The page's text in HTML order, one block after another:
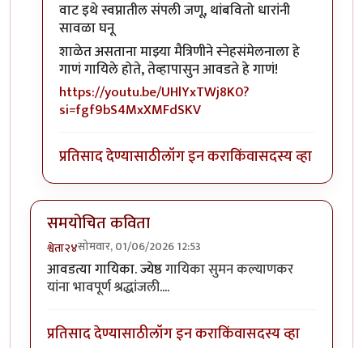
In reply toकेतकीच्या बनी तिथे नाचला गं…by
वाट इथे स्वप्नातील संपली जणू, थांबवितो धारांनी
सावळा घनू
शाळेत असताना माझ्या मैत्रिणीने स्नेहसंमेलनाला हे
गाणं गायिले होते, तेव्हापासुन आवडते हे गाणं!
https://youtu.be/UHlYxTWj8K0?
si=fgf9bS4MxXMFdSKV
प्रतिसाद देण्यासाठीलॉग इन कराकिंवासदस्य व्हा
समयोचित कविता
श्वेता२४सोमवार, 01/06/2026 12:53
आवडत्या गायिका. ज्येष्ठगायिका सुमन कल्याणकर
यांना भावपूर्ण श्रद्धांजली....
प्रतिसाद देण्यासाठीलॉग इन कराकिंवासदस्य व्हा